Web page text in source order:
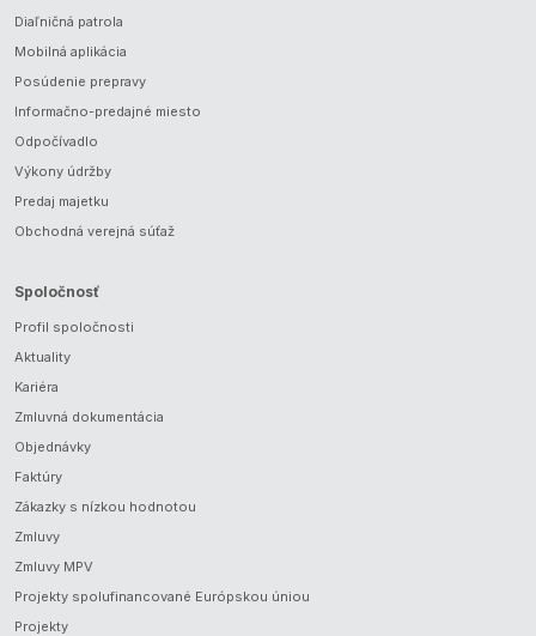
Diaľničná patrola
Mobilná aplikácia
Posúdenie prepravy
Informačno-predajné miesto
Odpočívadlo
Výkony údržby
Predaj majetku
Obchodná verejná súťaž
Spoločnosť
Profil spoločnosti
Aktuality
Kariéra
Zmluvná dokumentácia
Objednávky
Faktúry
Zákazky s nízkou hodnotou
Zmluvy
Zmluvy MPV
Projekty spolufinancované Európskou úniou
Projekty